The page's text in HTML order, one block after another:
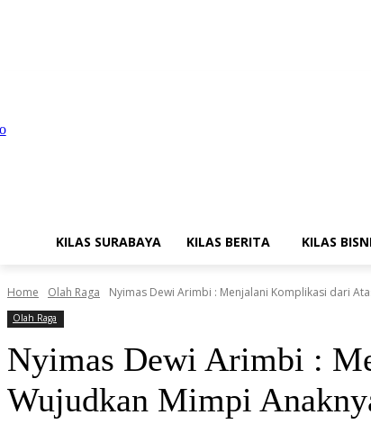
KILAS SURABAYA KILAS BERITA KILAS
Home Olah Raga Nyimas Dewi Arimbi : Menjalani Komplikasi dari
Olah Raga
Nyimas Dewi Arimbi :
Wujudkan Mimpi